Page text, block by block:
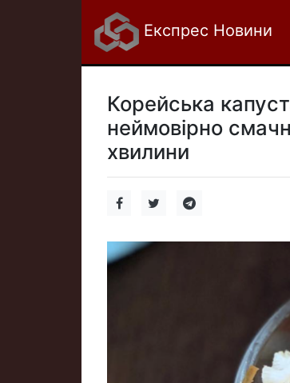
Експрес Новини
Корейська
неймовірно
хвилини